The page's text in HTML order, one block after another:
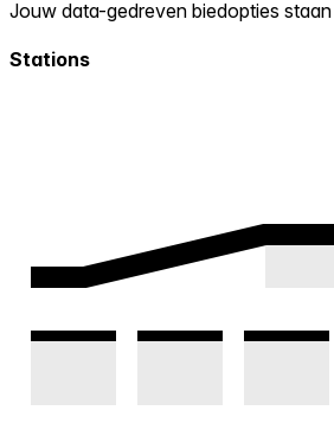
Jouw data-gedreven biedopties
Stations